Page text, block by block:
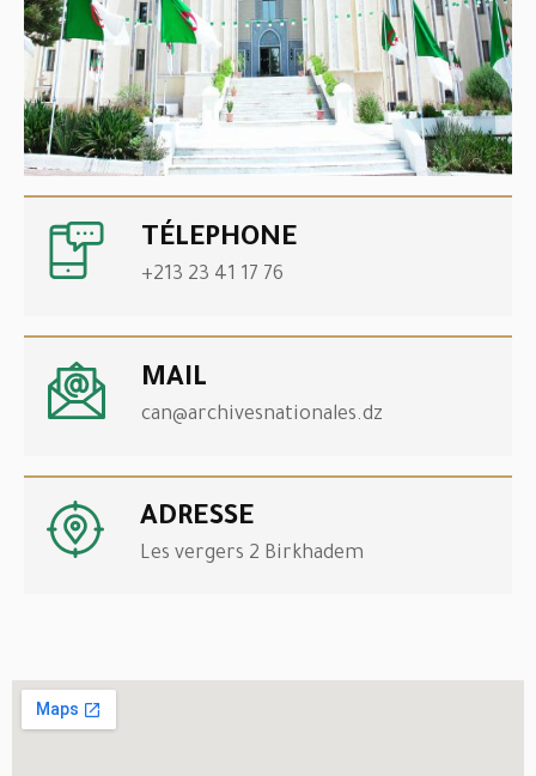
TÉLEPHONE
+213 23 41 17 76
MAIL
can@archivesnationales.dz
ADRESSE
Les vergers 2 Birkhadem